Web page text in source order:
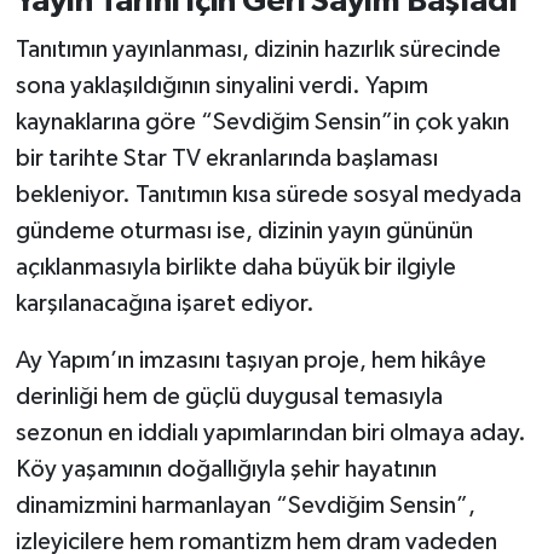
Tanıtımın yayınlanması, dizinin hazırlık sürecinde
sona yaklaşıldığının sinyalini verdi. Yapım
kaynaklarına göre “Sevdiğim Sensin”in çok yakın
bir tarihte Star TV ekranlarında başlaması
bekleniyor. Tanıtımın kısa sürede sosyal medyada
gündeme oturması ise, dizinin yayın gününün
açıklanmasıyla birlikte daha büyük bir ilgiyle
karşılanacağına işaret ediyor.
Ay Yapım’ın imzasını taşıyan proje, hem hikâye
derinliği hem de güçlü duygusal temasıyla
sezonun en iddialı yapımlarından biri olmaya aday.
Köy yaşamının doğallığıyla şehir hayatının
dinamizmini harmanlayan “Sevdiğim Sensin”,
izleyicilere hem romantizm hem dram vadeden